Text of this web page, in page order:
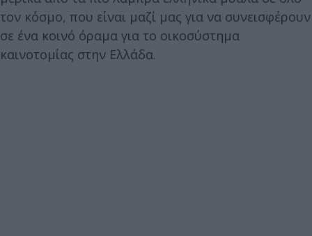
τον κόσμο, που είναι μαζί μας για να συνεισφέρουν
σε ένα κοινό όραμα για το οικοσύστημα
καινοτομίας στην Ελλάδα.